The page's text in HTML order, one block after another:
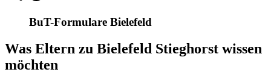
BuT-Formulare Bielefeld
Was Eltern zu Bielefeld Stieghorst wissen
möchten